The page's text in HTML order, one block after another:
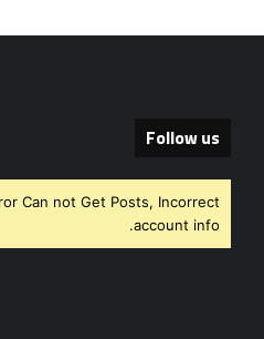
Follow us
Can not Get Posts, Incorrect
account info.